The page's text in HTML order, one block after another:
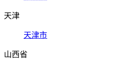
天津
天津市
山西省